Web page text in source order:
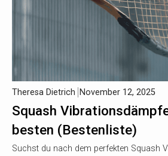
Squash
besten (Bestenliste)
Theresa Dietrich November 12, 2025
Suchst du nach dem perfekten Squash